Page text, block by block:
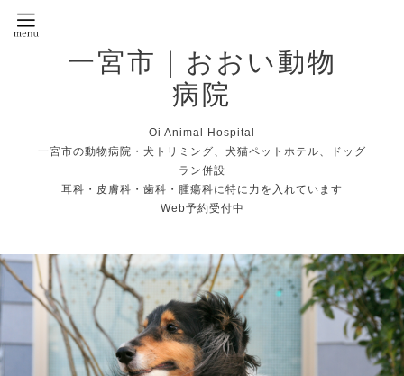
一宮市｜おおい動物
病院
Oi Animal Hospital
一宮市の動物病院・犬トリミング、犬猫ペットホテル、ドッグ
ラン併設
耳科・皮膚科・歯科・腫瘍科に特に力を入れています
Web予約受付中